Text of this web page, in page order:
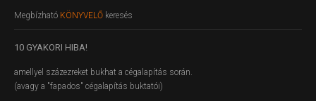
Megbízható KÖNYVELŐ keresés
10 GYAKORI HIBA!
amellyel százezreket bukhat a cégalapítás során.
(avagy a "fapados" cégalapítás buktatói)